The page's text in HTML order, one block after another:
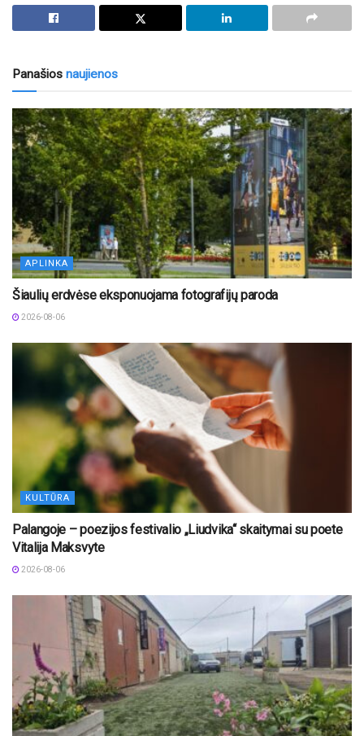
Panašios naujienos
APLINKA
Šiaulių erdvėse eksponuojama fotografijų paroda
2026-08-06
KULTŪRA
Palangoje – poezijos festivalio „Liudvika“ skaitymai su poete
Vitalija Maksvyte
2026-08-06